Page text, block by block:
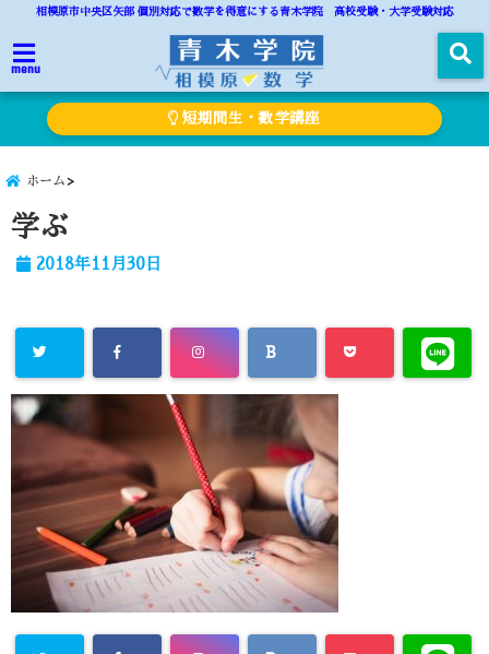
相模原市中央区矢部 個別対応で数学を得意にする青木学院 高校受験・大学受験対応
menu
短期間生・数学講座
ホーム
学ぶ
2018年11月30日